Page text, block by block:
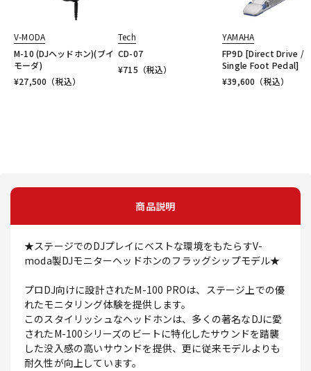
V-MODA
M-10 (DJヘッドホン)(ブイ
モーダ)
¥27,500 （税込）
Tech
CD-07
¥715 （税込）
YAMAHA
FP9D [Direct Drive /
Single Foot Pedal]
¥39,600 （税込）
商品説明
★ステージでのDJプレイにベストな環境をもたらすV-
moda製DJモニターヘッドホンのフラッグシップモデル★
プロDJ向けに設計されたM-100 PROは、ステージ上での優
れたモニタリング体験を提供します。
このスタイリッシュなヘッドホンは、多くの著名なDJに愛
されたM-100シリーズのビートに特化したサウンドを踏襲
した没入感の高いサウンドを提供、更に従来モデルよりも
耐久性が向上しています。